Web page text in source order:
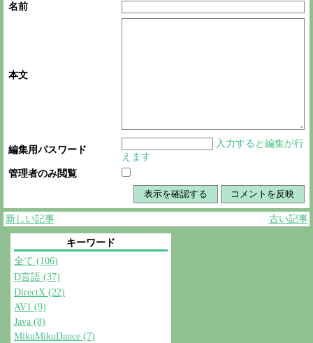
名前
本文
編集用パスワード
入力すると編集が行
えます
管理者のみ閲覧
新しい記事 古い記事
キーワード
全て (106)
D言語 (37)
DirectX (22)
AV1 (9)
Java (8)
MikuMikuDance (7)